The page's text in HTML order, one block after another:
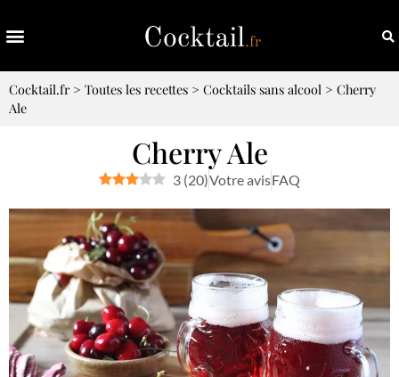
Cocktail.fr> Toutes les recettes > Cocktails sans alcool > Cherry
Ale
Cherry Ale
3 (20)Votre avisFAQ